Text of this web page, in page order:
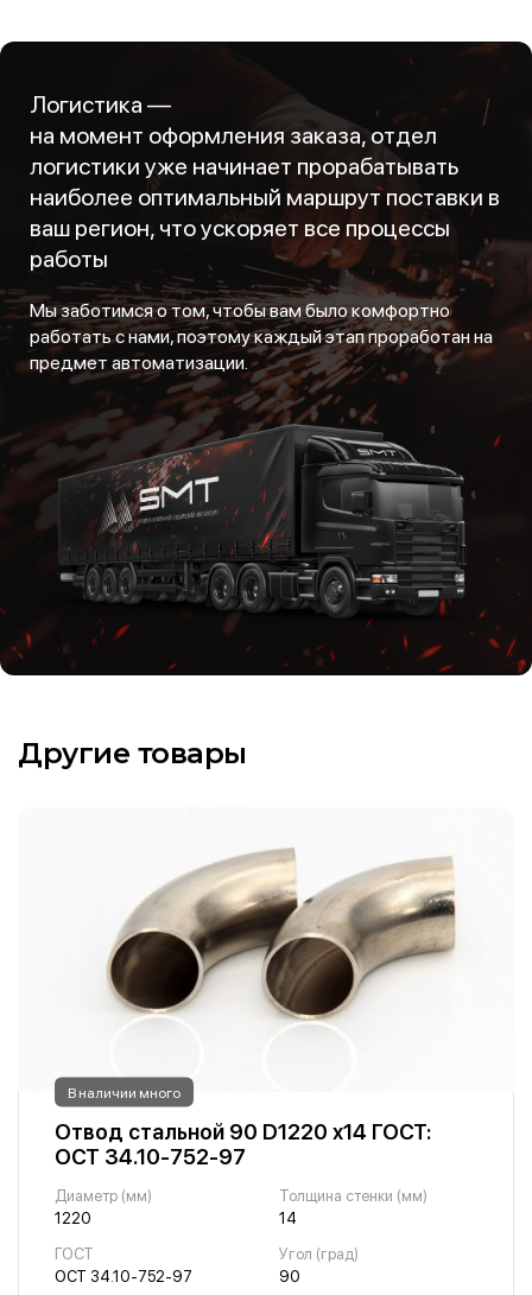
Логистика —
на момент оформления заказа, отдел
логистики уже начинает прорабатывать
наиболее оптимальный маршрут поставки в
ваш регион, что ускоряет все процессы
работы
Мы заботимся о том, чтобы вам было комфортно
работать с нами, поэтому каждый этап проработан на
предмет автоматизации.
Другие товары
В наличии много
Отвод стальной 90 D1220 х14 ГОСТ:
ОСТ 34.10-752-97
Диаметр (мм)
1220
Толщина стенки (мм)
14
ГОСТ
ОСТ 34.10-752-97
Угол (град)
90